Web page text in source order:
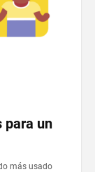
para un
más usado